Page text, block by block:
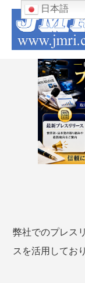
日本語
弊社でのプレス
スを活用してお